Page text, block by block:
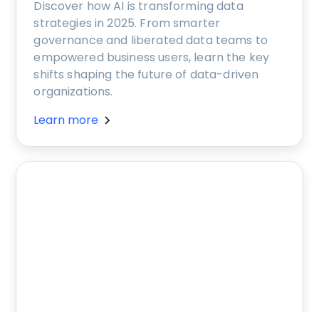
Discover how AI is transforming data
strategies in 2025. From smarter
governance and liberated data teams to
empowered business users, learn the key
shifts shaping the future of data-driven
organizations.
Learn more